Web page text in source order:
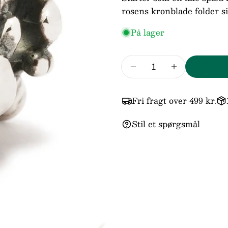
rosens kronblade folder
På lager
ReducerForøg
Fri fragt over 499 kr.
Stil et spørgsmål